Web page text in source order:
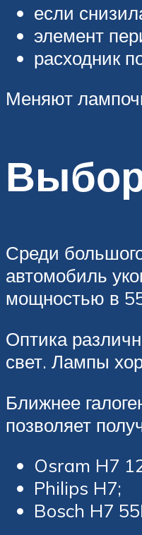
если
элемент
расходник
Меняют
Среди
автомобиль
мощностью в
Оптика
свет. Лампы
Ближнее
позволяет
Osram H7
Philips H7;
Bosch H7